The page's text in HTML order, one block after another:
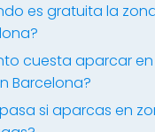
es gratuita la
cuesta aparcar
Barcelona?
si aparcas en